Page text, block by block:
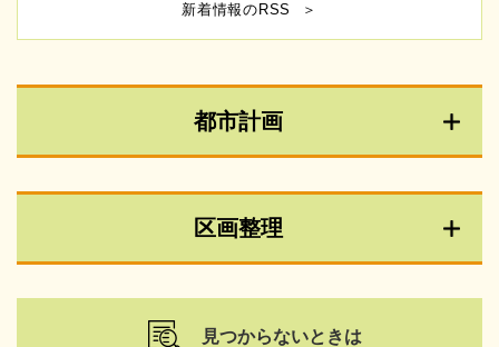
新着情報のRSS
都市計画
区画整理
見つからないときは